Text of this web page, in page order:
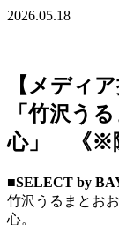
2026.05.18
【メディ
「竹沢う
心」 《※
■SELECT by
竹沢うるまとお
心。